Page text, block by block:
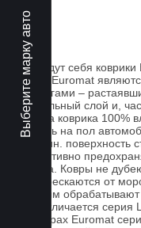
Выберите марку авто
FAQ
Как ведут себя
Ковры Euromat
под ногами –
текстильный слой и,
Основа коврика 100%
попасть на пол
- 15 мин. поверхность
эффективно
мусора. Ковры не
и не трескаются от
которым обрабатывают
Чем отличается серия
На коврах Euromat